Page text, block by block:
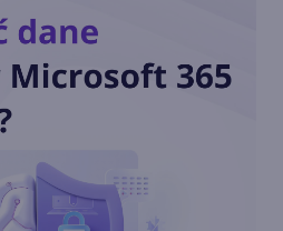
Dodawanie tekstu